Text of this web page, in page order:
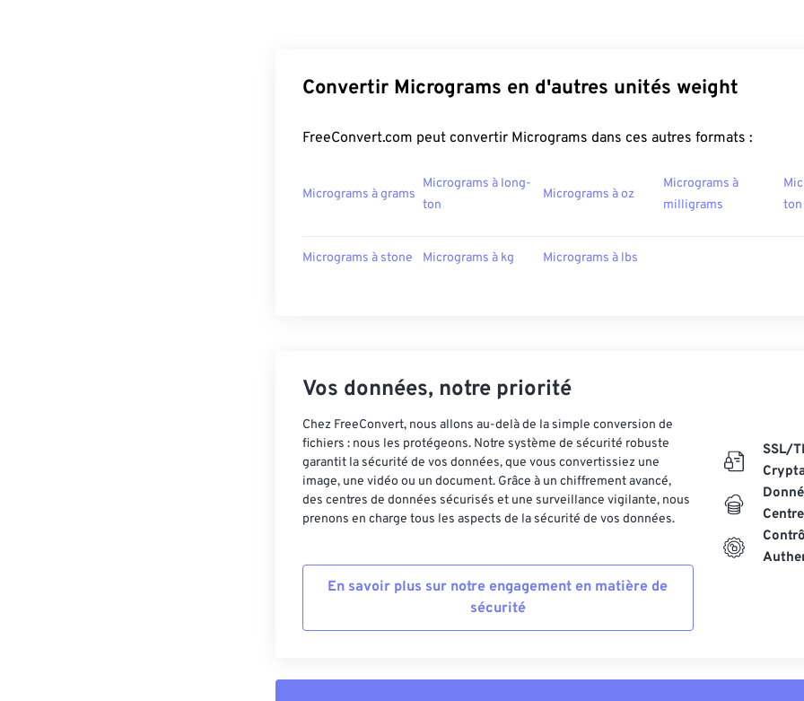
Convertir Micrograms en d'autres unités weight
FreeConvert.com peut convertir Micrograms dans ces autres formats :
Micrograms à grams
Micrograms à long-
ton
Micrograms à oz
Micrograms à
milligrams
ton
Micrograms à stone Micrograms à kg Micrograms à lbs
Vos données, notre priorité
Chez FreeConvert, nous allons au-delà de la simple conversion de
fichiers : nous les protégeons. Notre système de sécurité robuste
garantit la sécurité de vos données, que vous convertissiez une
image, une vidéo ou un document. Grâce à un chiffrement avancé,
des centres de données sécurisés et une surveillance vigilante, nous
prenons en charge tous les aspects de la sécurité de vos données.
En savoir plus sur notre engagement en matière de
sécurité
SSL/